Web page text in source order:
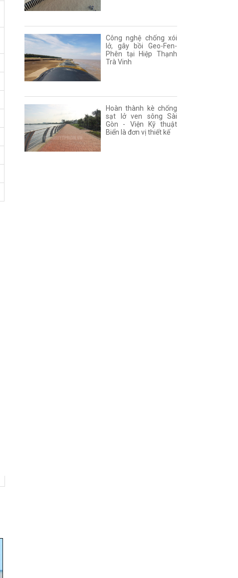
Công nghệ chống xói
lở, gây bồi Geo-Fen-
Phên tại Hiệp Thạnh
Trà Vinh
Hoàn thành kè chống
sạt lở ven sông Sài
Gòn - Viện Kỹ thuật
Biển là đơn vị thiết kế